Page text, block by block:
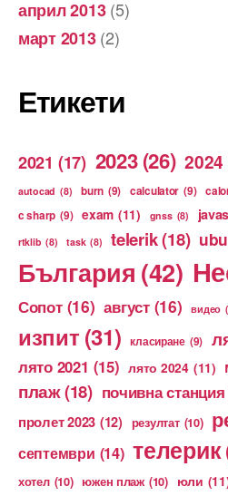
април 2013(5)
март 2013(2)
Етикети
2021 (17) 2023 (26) 2024
autocad (8) burn (9) calculator (9)
c sharp (9) exam (11) gnss (8)
rtklib (8) task (8) telerik(18)
България (42)
Сопот (16) август (16) видео
изпит (31) класиране (9)
лято 2021 (15) лято 2024 (11)
плаж(18) почивна станция
пролет 2023 (12) резултат (10)
септември (14) телерик
хотел (10) южен плаж (10) юли